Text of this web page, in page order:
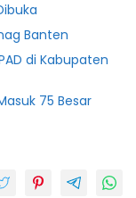
Banten
di Kabupaten
75 Besar